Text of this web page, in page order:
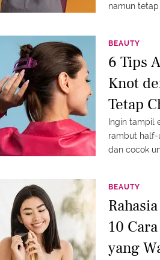
namun tetap
BEAUTY
6 Tips
Knot
Tetap
Ingin tampil
rambut half-
dan cocok
BEAUTY
10
yang